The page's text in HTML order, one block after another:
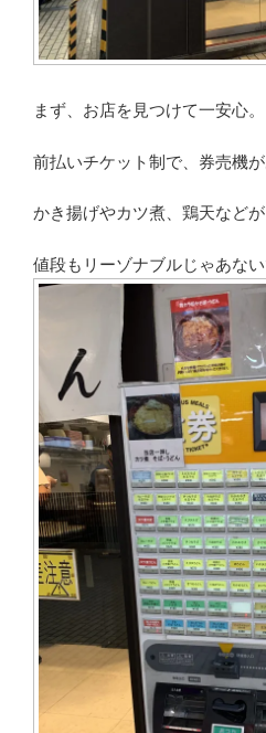
まず、お店を見つけて一安心。
前払いチケット制で、券売機が
かき揚げやカツ煮、鶏天など
値段もリーゾナブルじゃあない